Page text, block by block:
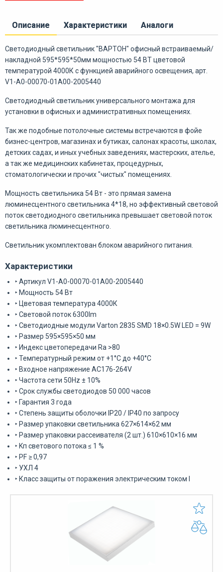
Описание Характеристики Аналоги
Светодиодный светильник "ВАРТОН" офисный встраиваемый/
накладной 595*595*50мм мощностью 54 ВТ цветовой
температурой 4000К с функцией аварийного освещения, арт.
V1-A0-00070-01A00-2005440
Светодиодный светильник универсального монтажа для
установки в офисных и административных помещениях.
Так же подобные потолочные системы встречаются в фойе
бизнес-центров, магазинах и бутиках, салонах красоты, школах,
детских садах, и иных учебных заведениях, мастерских, ателье,
а так же медицинских кабинетах, процедурных,
стоматологически и прочих "чистых" помещениях.
Мощность светильника 54 Вт - это прямая замена
люминесцентного светильника 4*18, но эффективный световой
поток светодиодного светильника превышает световой поток
светильника люминесцентного.
Светильник укомплектован блоком аварийного питания.
Характеристики
‣ Артикул V1-A0-00070-01A00-2005440
‣ Мощность 54 Вт
‣ Цветовая температура 4000К
‣ Световой поток 6300lm
‣ Светодиодные модули Varton 2835 SMD 18×0.5W LED = 9W
‣ Размер 595×595×50 мм
‣ Индекс цветопередачи Ra >80
‣ Температурный режим от +1°С до +40°С
‣ Входное напряжение AC176-264V
‣ Частота сети 50Hz ± 10%
‣ Срок службы светодиодов 50 000 часов
‣ Гарантия 3 года
‣ Степень защиты оболочки IP20 / IP40 по запросу
‣ Размер упаковки светильника 627×614×62 мм
‣ Размер упаковки рассеивателя (2 шт.) 610×610×16 мм
‣ Kп светового потока ≤ 1 %
‣ PF ≥ 0,97
‣ УХЛ 4
‣ Класс защиты от поражения электрическим током I